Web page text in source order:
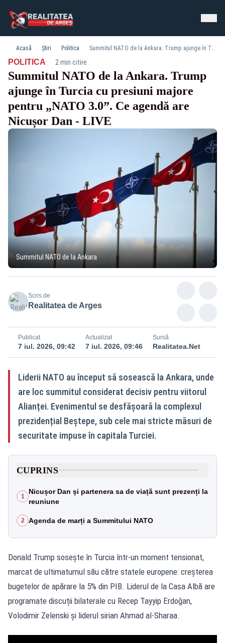
Acasă Știri Politica Summitul NATO de la Ankara. Trump ajunge în Turcia cu presiuni majore pentru „NATO 3.0”. Ce agendă are Nicușor Dan - LIVE
POLITICA· 2 min citire
Summitul NATO de la Ankara. Trump
ajunge în Turcia cu presiuni majore
pentru „NATO 3.0”. Ce agendă are
Nicușor Dan - LIVE
Summitul NATO de la Ankara
Scris de
Realitatea de Arges
Publicat
7 iul. 2026, 09:42
Actualizat
7 iul. 2026, 09:46
Sursă
Realitatea.Net
Liderii NATO au început să sosească la Ankara, unde
are loc summitul considerat decisiv pentru viitorul
Alianței. Evenimentul se desfășoară la complexul
prezidențial Beştepe, sub cele mai stricte măsuri de
securitate impuse în capitala Turciei.
CUPRINS
1
Nicușor Dan și partenera sa de viață sunt prezenți la
reuniune
2 Agenda de marți a Summitului NATO
Donald Trump sosește în Turcia într-un moment tensionat,
marcat de ultimatumul său către statele europene: creșterea
bugetelor de apărare la 5% din PIB. Liderul de la Casa Albă are
programate discuții bilaterale cu Recep Tayyip Erdoğan,
Volodimir Zelenski și liderul sirian Ahmad al‑Sharaa.